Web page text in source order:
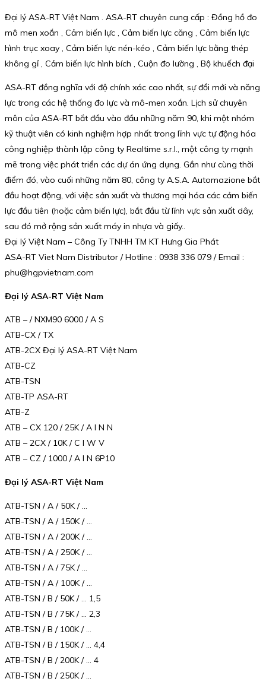
Đại lý ASA-RT Việt Nam . ASA-RT chuyên cung cấp : Đồng hồ đo
mô men xoắn , Cảm biến lực , Cảm biến lực căng , Cảm biến lực
hình trục xoay , Cảm biến lực nén-kéo , Cảm biến lực bằng thép
không gỉ , Cảm biến lực hình bích , Cuộn đo lường , Bộ khuếch đại
ASA-RT đồng nghĩa với độ chính xác cao nhất, sự đổi mới và năng
lực trong các hệ thống đo lực và mô-men xoắn. Lịch sử chuyên
môn của ASA-RT bắt đầu vào đầu những năm 90, khi một nhóm
kỹ thuật viên có kinh nghiệm hợp nhất trong lĩnh vực tự động hóa
công nghiệp thành lập công ty Realtime s.r.l., một công ty mạnh
mẽ trong việc phát triển các dự án ứng dụng. Gần như cùng thời
điểm đó, vào cuối những năm 80, công ty A.S.A. Automazione bắt
đầu hoạt động, với việc sản xuất và thương mại hóa các cảm biến
lực đầu tiên (hoặc cảm biến lực), bắt đầu từ lĩnh vực sản xuất dây,
sau đó mở rộng sản xuất máy in nhựa và giấy..
Đại lý Việt Nam – Công Ty TNHH TM KT Hưng Gia Phát
ASA-RT Viet Nam Distributor / Hotline : 0938 336 079 / Email :
phu@hgpvietnam.com
Đại lý ASA-RT Việt Nam
ATB – / NXM90 6000 / A S
ATB-CX / TX
ATB-2CX Đại lý ASA-RT Việt Nam
ATB-CZ
ATB-TSN
ATB-TP ASA-RT
ATB-Z
ATB – CX 120 / 25K / A I N N
ATB – 2CX / 10K / C I W V
ATB – CZ / 1000 / A I N 6P10
Đại lý ASA-RT Việt Nam
ATB-TSN / A / 50K / …
ATB-TSN / A / 150K / …
ATB-TSN / A / 200K / …
ATB-TSN / A / 250K / …
ATB-TSN / A / 75K / …
ATB-TSN / A / 100K / …
ATB-TSN / B / 50K / … 1,5
ATB-TSN / B / 75K / … 2,3
ATB-TSN / B / 100K / …
ATB-TSN / B / 150K / … 4,4
ATB-TSN / B / 200K / … 4
ATB-TSN / B / 250K / …